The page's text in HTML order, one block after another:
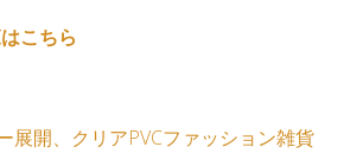
こちら
展開、クリアPVCファッション雑貨